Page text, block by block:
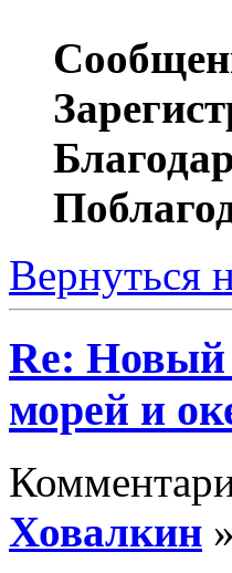
Вернуться
Re: Новый
морей и
Ховалкин